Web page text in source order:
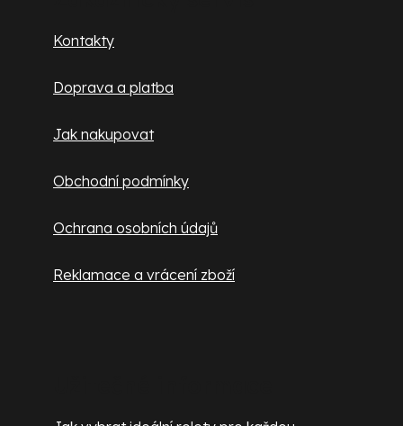
Kontakty
Doprava a platba
Jak nakupovat
Obchodní podmínky
Ochrana osobních údajů
Reklamace a vrácení zboží